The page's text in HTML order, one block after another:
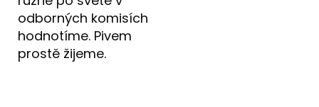
odborných komisích
hodnotíme. Pivem
prostě žijeme.